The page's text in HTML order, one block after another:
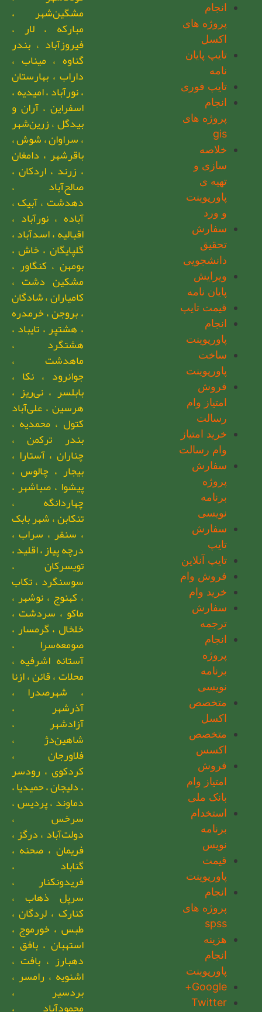
انجام
پروژه های
اکسل
تایپ پایان
نامه
تایپ فوری
انجام
پروژه های
gis
خلاصه
سازی و
تهیه ی
پاورپوینت
و ورد
سفارش
تحقیق
دانشجویی
ویرایش
پایان نامه
قیمت تایپ
انجام
پاورپوینت
ساخت
پاورپوینت
فروش
امتیاز وام
رسالت
خرید امتیاز
وام رسالت
سفارش
پروژه
برنامه
نویسی
سفارش
تایپ
تایپ آنلاین
فروش وام
خرید وام
سفارش
ترجمه
انجام
پروژه
برنامه
نویسی
متخصص
اکسل
متخصص
اکسس
فروش
امتیاز وام
بانک ملی
استخدام
برنامه
نویس
قیمت
پاورپوینت
انجام
پروژه های
spss
هزینه
انجام
پاورپوینت
Google+
Twitter
مشگین‌شهر ،
مبارکه ، لار ،
فیروزآباد ، بندر
گناوه ، میناب ،
داراب ، بهارستان
، نورآباد ، امیدیه ،
اسفراین ، آران و
بیدگل ، زرین‌شهر
، سراوان ، شوش ،
باقرشهر ، دامغان
، زرند ، اردکان ،
صالح‌آباد ،
دهدشت ، آبیک ،
آباده ، نورآباد ،
اقبالیه ، اسدآباد ،
گلپایگان ، خاش ،
بومهن ، کنگاور ،
مشکین دشت ،
کامیاران ، شادگان
، بروجن ، خرمدره
، هشتپر ، تایباد ،
هشتگرد ،
ماهدشت ،
جوانرود ، نکا ،
بابلسر ، نی‌ریز ،
هرسین ، علی‌آباد
کتول ، محمدیه ،
بندر ترکمن ،
چناران ، آستارا ،
بیجار ، چالوس ،
پیشوا ، صباشهر ،
چهاردانگه ،
تنکابن ، شهر بابک
، سنقر ، سراب ،
درچه پیاز ، اقلید ،
تویسرکان ،
سوسنگرد ، تکاب
، کهنوج ، نوشهر ،
ماکو ، سردشت ،
خلخال ، گرمسار ،
صومعه‌سرا ،
آستانه اشرفیه ،
محلات ، قائن ، ازنا
، شهرصدرا ،
آذرشهر ،
آزادشهر ،
شاهین‌دژ ،
فلاورجان ،
کردکوی ، رودسر
، دلیجان ، حمیدیا ،
دماوند ، پردیس ،
سرخس ،
دولت‌آباد ، درگز ،
فریمان ، صحنه ،
گناباد ،
فریدونکنار ،
سرپل ذهاب ،
کنارک ، لردگان ،
طبس ، خورموج ،
استهبان ، بافق ،
دهبارز ، بافت ،
اشنویه ، رامسر ،
بردسیر ،
محمودآباد ،